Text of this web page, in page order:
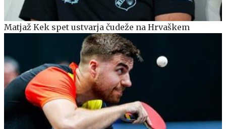
Matjaž Kek spet ustvarja čudeže na Hrvaškem